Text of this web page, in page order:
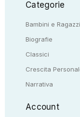
Categorie
Bambini e Ragazzi
Biografie
Classici
Crescita
Narrativa
Account